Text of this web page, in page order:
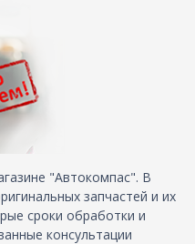
"Автокомпас". В
запчастей и их
сроки обработки и
консультации